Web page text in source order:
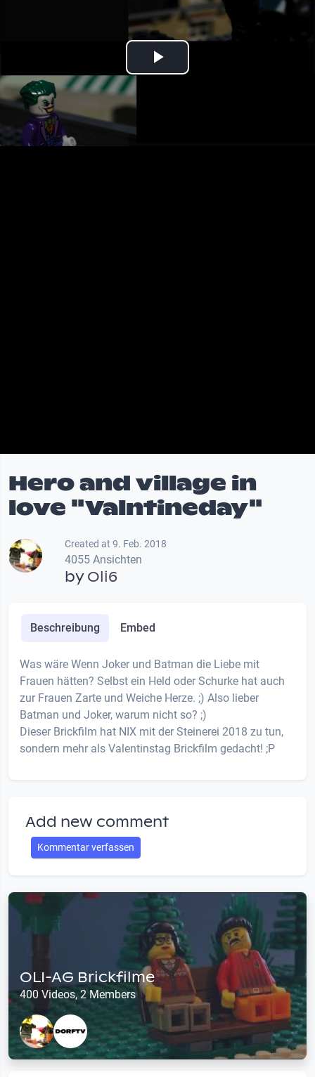
Play
Hero and village in
love "Valntineday"
Created at 9. Feb. 2018
4055 Ansichten
byOli6
Beschreibung Embed
Was wäre Wenn Joker und Batman die Liebe mit
Frauen hätten? Selbst ein Held oder Schurke hat auch
zur Frauen Zarte und Weiche Herze. ;) Also lieber
Batman und Joker, warum nicht so? ;)
Dieser Brickfilm hat NIX mit der Steinerei 2018 zu tun,
sondern mehr als Valentinstag Brickfilm gedacht! ;P
Add new comment
Kommentar verfassen
OLI-AG Brickfilme
400 Videos, 2 Members